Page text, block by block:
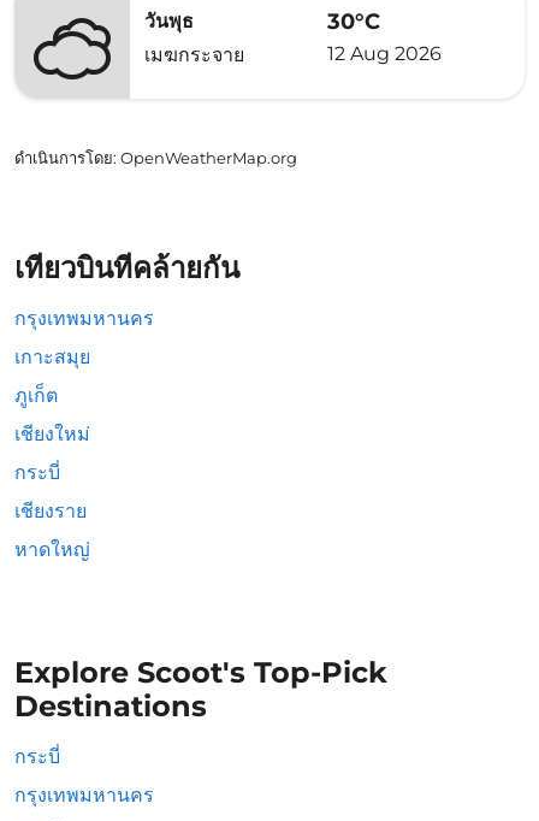
วันพุธ
เมฆกระจาย
30°C
12 Aug 2026
ดำเนินการโดย: OpenWeatherMap.org
เที่ยวบินที่คล้ายกัน
กรุงเทพมหานคร
เกาะสมุย
ภูเก็ต
เชียงใหม่
กระบี่
เชียงราย
หาดใหญ่
Explore Scoot's Top-Pick
Destinations
กระบี่
กรุงเทพมหานคร